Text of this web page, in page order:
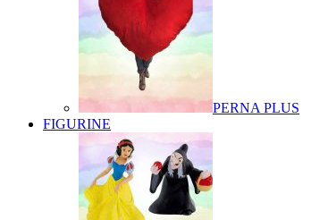
PERNA PLUS
FIGURINE